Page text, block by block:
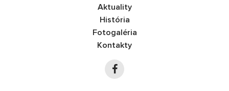
Aktuality
História
Fotogaléria
Kontakty